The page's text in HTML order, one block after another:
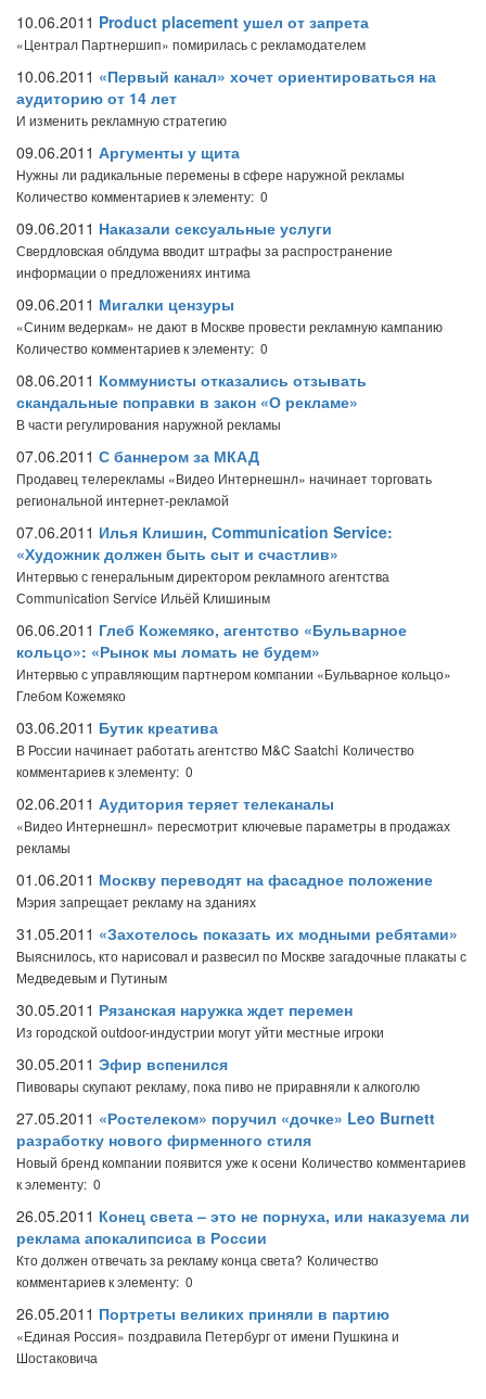
10.06.2011 Product placement ушел от запрета
«Централ Партнершип» помирилась с рекламодателем
10.06.2011 «Первый канал» хочет ориентироваться на
аудиторию от 14 лет
И изменить рекламную стратегию
09.06.2011 Аргументы у щита
Нужны ли радикальные перемены в сфере наружной рекламы
Количество комментариев к элементу: 0
09.06.2011 Наказали сексуальные услуги
Свердловская облдума вводит штрафы за распространение
информации о предложениях интима
09.06.2011 Мигалки цензуры
«Синим ведеркам» не дают в Москве провести рекламную кампанию
Количество комментариев к элементу: 0
08.06.2011 Коммунисты отказались отзывать
скандальные поправки в закон «О рекламе»
В части регулирования наружной рекламы
07.06.2011 С баннером за МКАД
Продавец телерекламы «Видео Интернешнл» начинает торговать
региональной интернет-рекламой
07.06.2011 Илья Клишин, Сommunication Service:
«Художник должен быть сыт и счастлив»
Интервью с генеральным директором рекламного агентства
Сommunication Service Ильёй Клишиным
06.06.2011 Глеб Кожемяко, агентство «Бульварное
кольцо»: «Рынок мы ломать не будем»
Интервью с управляющим партнером компании «Бульварное кольцо»
Глебом Кожемяко
03.06.2011 Бутик креатива
В России начинает работать агентство M&C Saatchi Количество
комментариев к элементу: 0
02.06.2011 Аудитория теряет телеканалы
«Видео Интернешнл» пересмотрит ключевые параметры в продажах
рекламы
01.06.2011 Москву переводят на фасадное положение
Мэрия запрещает рекламу на зданиях
31.05.2011 «Захотелось показать их модными ребятами»
Выяснилось, кто нарисовал и развесил по Москве загадочные плакаты с
Медведевым и Путиным
30.05.2011 Рязанская наружка ждет перемен
Из городской outdoor-индустрии могут уйти местные игроки
30.05.2011 Эфир вспенился
Пивовары скупают рекламу, пока пиво не приравняли к алкоголю
27.05.2011 «Ростелеком» поручил «дочке» Leo Burnett
разработку нового фирменного стиля
Новый бренд компании появится уже к осени Количество комментариев
к элементу: 0
26.05.2011 Конец света – это не порнуха, или наказуема ли
реклама апокалипсиса в России
Кто должен отвечать за рекламу конца света? Количество
комментариев к элементу: 0
26.05.2011 Портреты великих приняли в партию
«Единая Россия» поздравила Петербург от имени Пушкина и
Шостаковича